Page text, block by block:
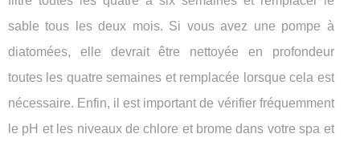
sable tous les deux mois. Si vous avez une pompe à
diatomées, elle devrait être nettoyée en profondeur
toutes les quatre semaines et remplacée lorsque cela est
nécessaire. Enfin, il est important de vérifier fréquemment
le pH et les niveaux de chlore et brome dans votre spa et